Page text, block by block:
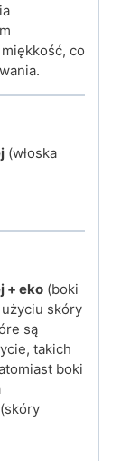
co
(włoska
+ eko (boki
skóry
są
takich
boki